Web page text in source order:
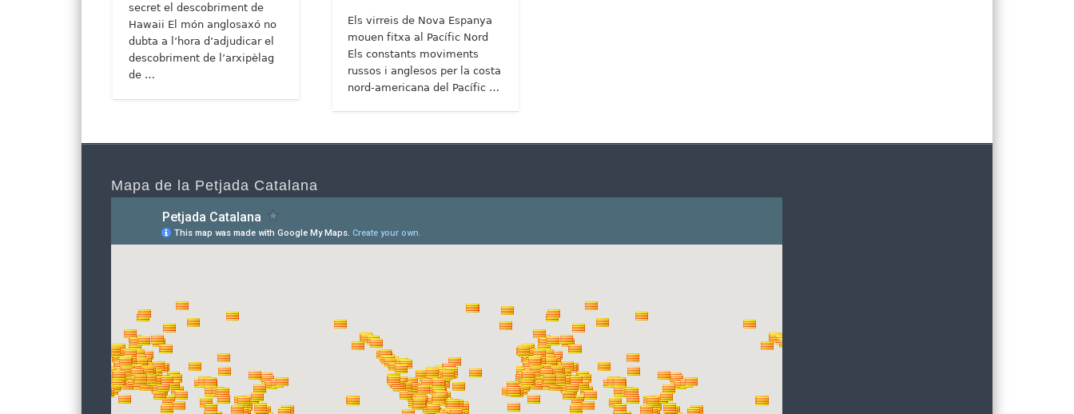
secret el descobriment de
Hawaii El món anglosaxó no
dubta a l’hora d’adjudicar el
descobriment de l’arxipèlag
de …
Els virreis de Nova Espanya
mouen fitxa al Pacífic Nord
Els constants moviments
russos i anglesos per la costa
nord-americana del Pacífic …
Mapa de la Petjada Catalana